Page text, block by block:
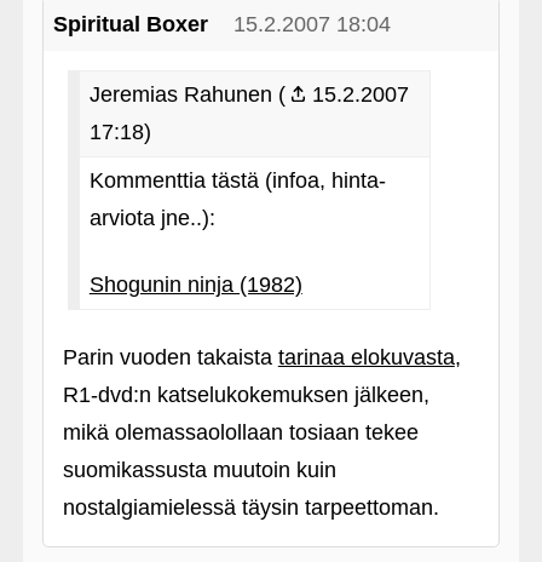
Spiritual Boxer 15.2.2007 18:04
Jeremias Rahunen (
15.2.2007
17:18)
Kommenttia tästä (infoa, hinta-
arviota jne..):
Shogunin ninja (1982)
Parin vuoden takaista tarinaa elokuvasta,
R1-dvd:n katselukokemuksen jälkeen,
mikä olemassaolollaan tosiaan tekee
suomikassusta muutoin kuin
nostalgiamielessä täysin tarpeettoman.